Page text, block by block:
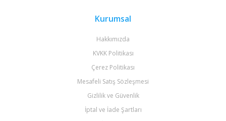
Kurumsal
Hakkımızda
KVKK Politikası
Çerez Politikası
Mesafeli Satış Sözleşmesi
Gizlilik ve Güvenlik
İptal ve İade Şartları